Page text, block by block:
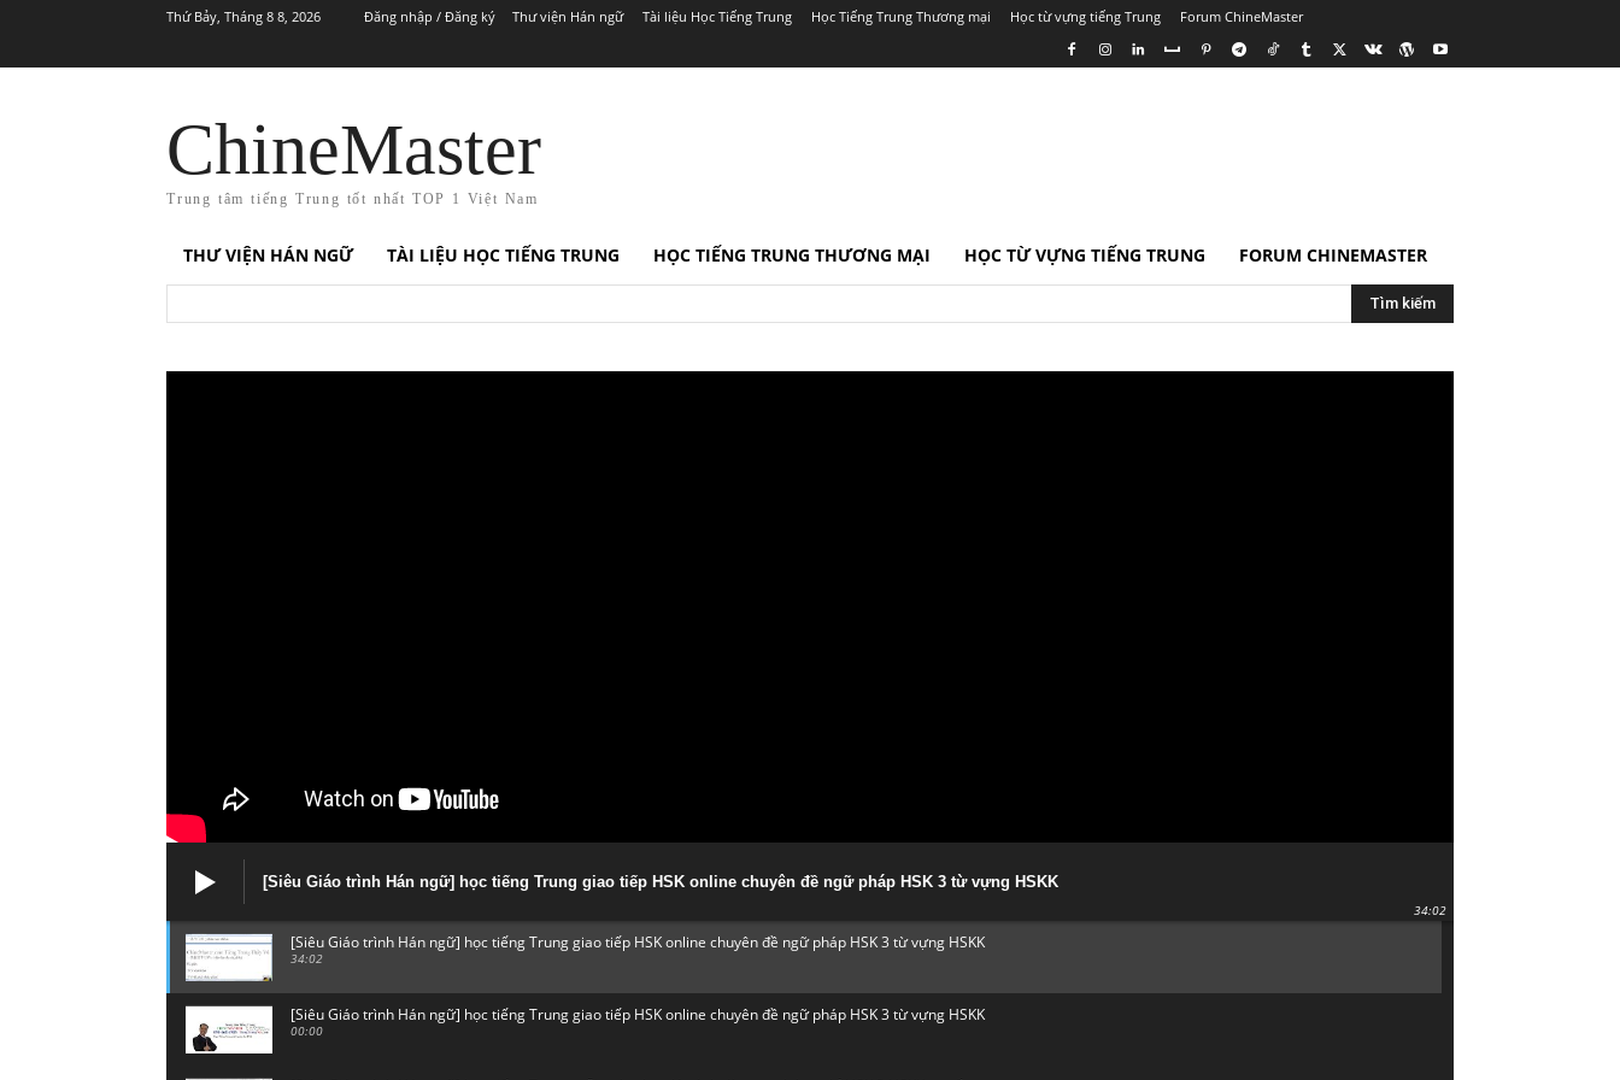
Thứ Bảy, Tháng 8 8, 2026 Đăng nhập / Đăng ký Thư viện Hán ngữ Tài liệu Học Tiếng Trung Học Tiếng Trung Thương mại Học từ vựng tiếng Trung Forum ChineMaster
ChineMaster
Trung tâm tiếng Trung tốt nhất TOP 1 Việt Nam
THƯ VIỆN HÁN NGỮ TÀI LIỆU HỌC TIẾNG TRUNG HỌC TIẾNG TRUNG THƯƠNG MẠI HỌC TỪ VỰNG TIẾNG TRUNG FORUM CHINEMASTER
Tìm kiếm
[Siêu Giáo trình Hán ngữ] học tiếng Trung giao tiếp HSK online chuyên đề ngữ pháp HSK 3 từ vựng HSKK
34:02
[Siêu Giáo trình Hán ngữ] học tiếng Trung giao tiếp HSK online chuyên đề ngữ pháp HSK 3 từ vựng HSKK
34:02
[Siêu Giáo trình Hán ngữ] học tiếng Trung giao tiếp HSK online chuyên đề ngữ pháp HSK 3 từ vựng HSKK
00:00